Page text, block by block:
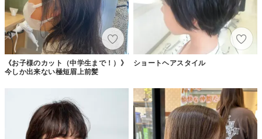
《お子様のカット（中学生まで！）》
今しか出来ない極短眉上前髪
ショートヘアスタイル